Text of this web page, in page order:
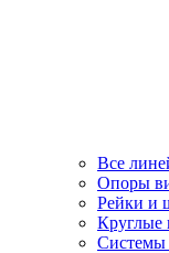
Все
Опоры
Рейки и
Круглые
Системы